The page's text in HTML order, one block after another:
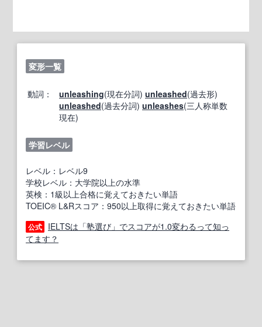
変形一覧
動詞： unleashing(現在分詞) unleashed(過去形)
unleashed(過去分詞) unleashes(三人称単数
現在)
学習レベル
レベル：レベル9
学校レベル：大学院以上の水準
英検：1級以上合格に覚えておきたい単語
TOEIC® L&Rスコア：950以上取得に覚えておきたい単語
公式
IELTSは「塾選び」でスコアが1.0変わるって知っ
てます？